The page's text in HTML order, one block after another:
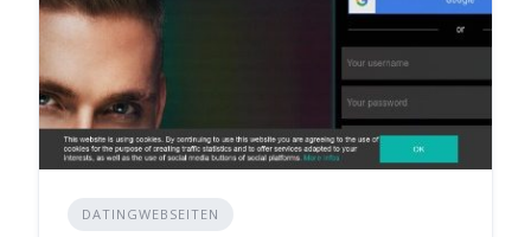
DATINGWEBSEITEN